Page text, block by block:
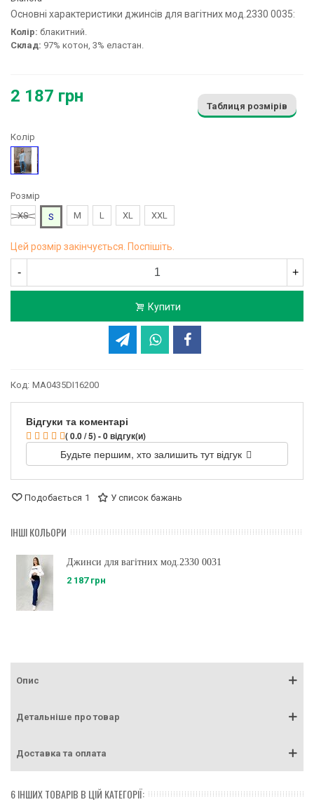
Основні характеристики джинсів для вагітних мод.2330 0035:
Колір: блакитний.
Склад: 97% котон, 3% еластан.
2 187 грн
Таблиця розмірів
Колір
Блакитний
Розмір
XS
S M L XL XXL
Цей розмір закінчується. Поспішіть.
- +
Купити
Код: MA0435DI16200
Відгуки та коментарі
( 0.0 / 5) - 0 відгук(и)
Будьте першим, хто залишить тут відгук
Подобається 1 У список бажань
ІНШІ КОЛЬОРИ
Джинси для вагітних мод.2330 0031
2 187 грн
Опис
Детальніше про товар
Доставка та оплата
6 ІНШИХ ТОВАРІВ В ЦІЙ КАТЕГОРІЇ: